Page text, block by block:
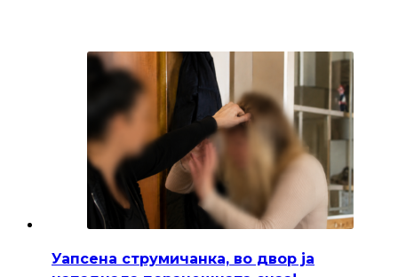
Уапсена струмичанка, во двор ја